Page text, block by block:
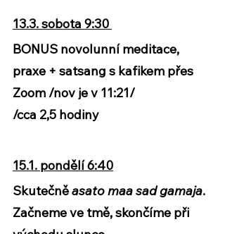
13.3. sobota 9:30
BONUS novolunní meditace,
praxe + satsang s kafikem přes
Zoom /nov je v 11:21/
/cca 2,5 hodiny
15.1. pondělí 6:40
Skutečně asato maa sad gamaja.
Začneme ve tmě, skončíme při